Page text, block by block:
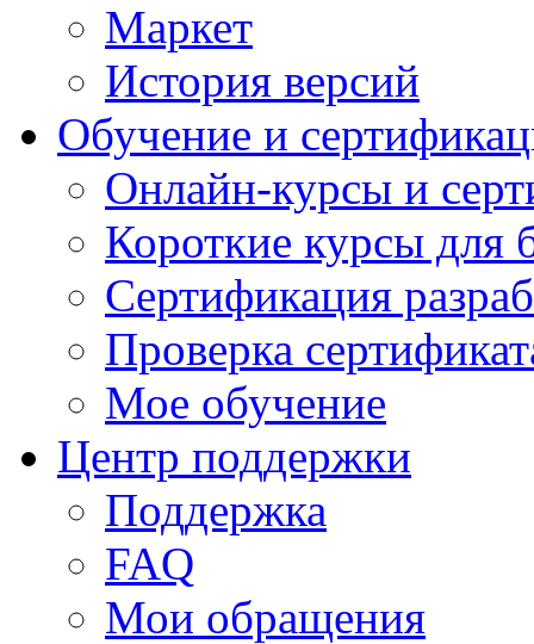
Маркет
История версий
Обучение и
Онлайн-курсы и
Короткие курсы для
Сертификация
Проверка
Мое обучение
Центр поддержки
Поддержка
FAQ
Мои обращения